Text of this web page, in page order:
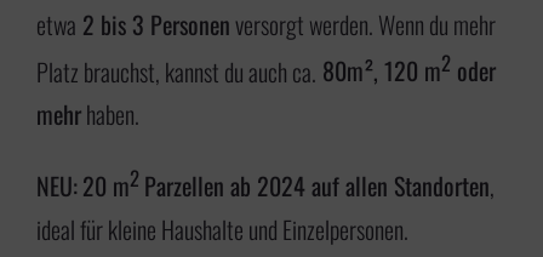
etwa 2 bis 3 Personenversorgt werden. Wenn du mehr
Platz brauchst, kannst du auch ca. 80m², 120 m2 oder
mehrhaben.
NEU: 20 m2 Parzellen ab 2024 auf allen Standorten,
ideal für kleine Haushalte und Einzelpersonen.